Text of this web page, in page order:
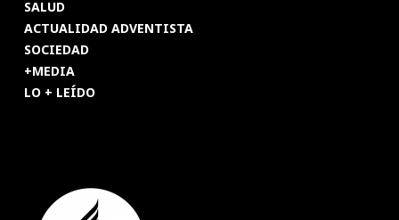
SALUD
ACTUALIDAD ADVENTISTA
SOCIEDAD
+MEDIA
LO + LEÍDO